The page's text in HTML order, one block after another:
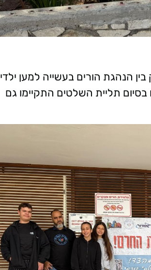
הנהגת הורים בעשייה למען ילדי
בסיום תליית השלטים התקיימו גם